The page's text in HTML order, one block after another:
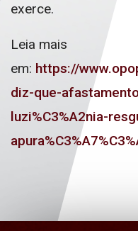
exerce.
Leia mais
em: https://
diz-que-
luzi%C3%A2nia-